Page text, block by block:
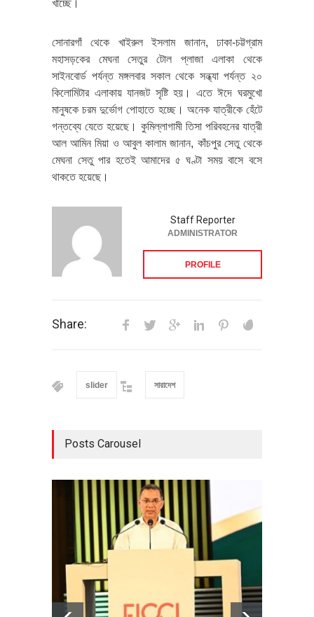
খাচ্ছে।
সোনারগাঁ থেকে খাইরুল ইসলাম জানান, ঢাকা-চট্টগ্রাম
মহাসড়কের মেঘনা সেতুর টোল প্লাজা এলাকা থেকে
সাইনবোর্ড পর্যন্ত মঙ্গলবার সকাল থেকে সন্ধ্যা পর্যন্ত ২০
কিলোমিটার এলাকায় যানজট সৃষ্টি হয়। এতে ঈদে ঘরমুখো
মানুষকে চরম দুর্ভোগ পোহাতে হচ্ছে। অনেক যাত্রীকে হেঁটে
গন্তব্যে যেতে হয়েছে। কুমিল্লাগামী তিসা পরিবহনের যাত্রী
আল আমিন মিয়া ও আবুল কালাম জানান, কাঁচপুর সেতু থেকে
মেঘনা সেতু পার হতেই আমাদের ৫ ঘণ্টা সময় বাসে বসে
থাকতে হয়েছে।
Staff Reporter
ADMINISTRATOR
PROFILE
Share:
slider সারাদেশ
Posts Carousel